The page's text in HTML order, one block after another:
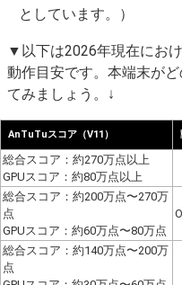
としています。）
▼以下は2026年現在にお
動作目安です。本端末が
てみましょう。↓
AnTuTuスコア（V11）
総合スコア：約270万点以上
GPUスコア：約80万点以上
総合スコア：約200万点〜270万
点
GPUスコア：約60万点〜80万点
総合スコア：約140万点〜200万
点